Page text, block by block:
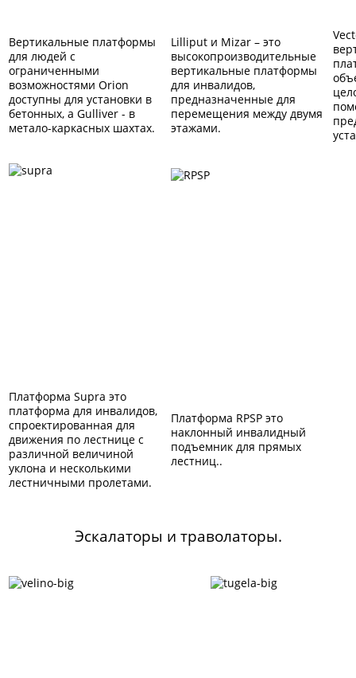
Вертикальные платформы
для людей с
ограниченными
возможностями Orion
доступны для установки в
бетонных, а Gulliver - в
метало-каркасных шахтах.
Lilliput и Mizar – это
высокопроизводительные
вертикальные платформы
для инвалидов,
предназначенные для
перемещения между двумя
этажами.
Платформа Supra это
платформа для инвалидов,
спроектированная для
движения по лестнице с
различной величиной
уклона и несколькими
лестничными пролетами.
Платформа RPSP это
наклонный инвалидный
подъемник для прямых
лестниц..
Эскалаторы и траволаторы.